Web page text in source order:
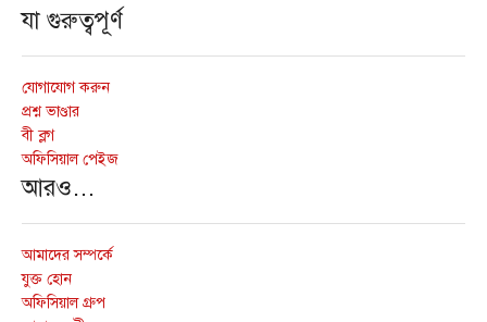
যা গুরুত্বপূর্ণ
যোগাযোগ করুন
প্রশ্ন ভাণ্ডার
বী ব্লগ
অফিসিয়াল পেইজ
আরও…
আমাদের সম্পর্কে
যুক্ত হোন
অফিসিয়াল গ্রুপ